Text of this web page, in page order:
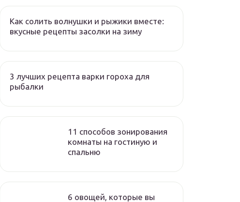
Как солить волнушки и рыжики вместе:
вкусные рецепты засолки на зиму
3 лучших рецепта варки гороха для
рыбалки
11 способов зонирования
комнаты на гостиную и
спальню
6 овощей, которые вы